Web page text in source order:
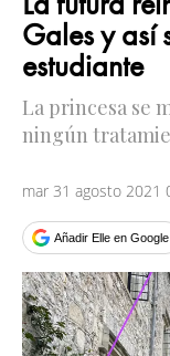
Gales y así
estudiante
La princesa se
ningún
mar 31 agosto 2021
Añadir Elle en Google